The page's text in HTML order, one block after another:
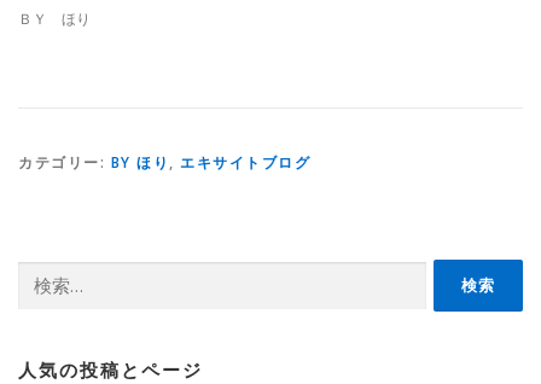
ＢＹ ほり
カテゴリー: BY ほり , エキサイトブログ
索:
人気の投稿とページ